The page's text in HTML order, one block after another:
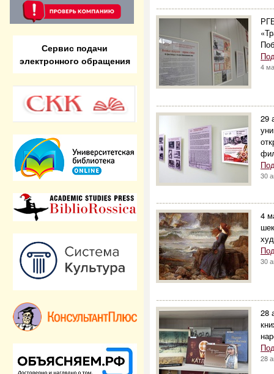
Сервис подачи
электронного обращения
4
29
30
4
30
28
28